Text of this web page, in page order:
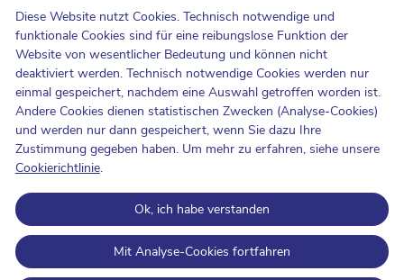
Diese Website nutzt Cookies. Technisch notwendige und
funktionale Cookies sind für eine reibungslose Funktion der
Website von wesentlicher Bedeutung und können nicht
deaktiviert werden. Technisch notwendige Cookies werden nur
einmal gespeichert, nachdem eine Auswahl getroffen worden ist.
Andere Cookies dienen statistischen Zwecken (Analyse-Cookies)
und werden nur dann gespeichert, wenn Sie dazu Ihre
Zustimmung gegeben haben. Um mehr zu erfahren, siehe unsere
Cookierichtlinie.
Ok, ich habe verstanden
Mit Analyse-Cookies fortfahren
Barrierefreiheit
Presse
Cookie-Politik
Schutz der Privatsphäre
Nutzungsbedingungen und Urheberrechte
Informationskategorisierung
Open Data
BIPT on LinkedIn
BIPT auf Facebook
BIPT auf Youtube